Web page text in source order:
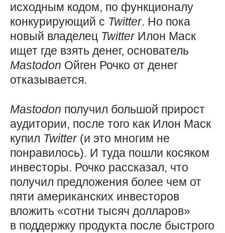
исходным кодом, по функционалу
конкурирующий с Twitter. Но пока
новый владелец Twitter Илон Маск
ищет где взять денег, основатель
Mastodon Ойген Рочко от денег
отказывается.
Mastodon получил большой прирост
аудитории, после того как Илон Маск
купил Twitter (и это многим не
понравилось). И туда пошли косяком
инвесторы. Рочко рассказал, что
получил предложения более чем от
пяти американских инвесторов
вложить «сотни тысяч долларов»
в поддержку продукта после быстрого